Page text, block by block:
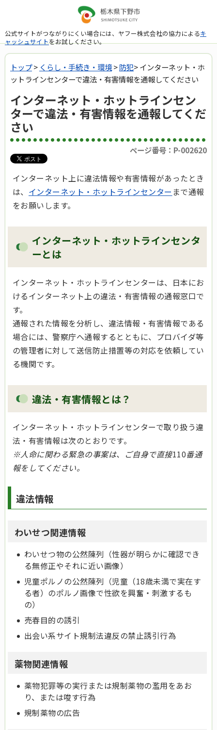
公式サイトがつながりにくい場合には、ヤフー株式会社の協力によるキ
ャッシュサイトをお試しください。
トップ> くらし・手続き・環境>防犯> インターネット・ホ
ットラインセンターで違法・有害情報を通報してください
インターネット・ホットラインセン
ターで違法・有害情報を通報してくだ
さい
ページ番号：P-002620
インターネット上に違法情報や有害情報があったとき
は、 インターネット・ホットラインセンター まで通報
をお願いします。
インターネット・ホットラインセンタ
ーとは
インターネット・ホットラインセンターは、日本にお
けるインターネット上の違法・有害情報の通報窓口で
す。
通報された情報を分析し、違法情報・有害情報である
場合には、警察庁へ通報するとともに、プロバイダ等
の管理者に対して送信防止措置等の対応を依頼してい
る機関です。
違法・有害情報とは？
インターネット・ホットラインセンターで取り扱う違
法・有害情報は次のとおりです。
※人命に関わる緊急の事案は、ご自身で直接110番通
報をしてください。
違法情報
わいせつ関連情報
わいせつ物の公然陳列（性器が明らかに確認でき
る無修正やそれに近い画像）
児童ポルノの公然陳列（児童（18歳未満で実在す
る者）のポルノ画像で性欲を興奮・刺激するも
の）
売春目的の誘引
出会い系サイト規制法違反の禁止誘引行為
薬物関連情報
薬物犯罪等の実行または規制薬物の濫用をあお
り、または唆す行為
規制薬物の広告